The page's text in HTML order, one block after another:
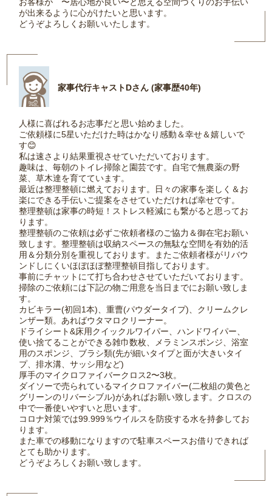
お客様が 〜居心地が良い〜と思える空間づくりのお手伝い
が出来るように心がけたいと思います。
どうぞよろしくお願いいたします。
家事代行キャストDさん (家事歴40年)
人様に喜ばれるお志事だと思い始めました。
ご依頼様に5星いただけた時はかなり感動＆幸せ＆嬉しいで
す😊
私は速さより結果重視させていただいております。
趣味は、毎朝のトイレ掃除と園芸です。自宅で無農薬の野
菜、草木達を育てています。
最近は整理整頓に燃えております。日々の家事を楽しく＆お
楽にできる手伝いご提案をさせていただければ幸せです。
整理整頓は家事の時短！ストレス軽減にも繋がると思ってお
ります。
整理整頓のご依頼は必ずご依頼者様のご協力＆御在宅お願い
致します。整理整頓は収納スペースの無駄な空間を有効的活
用＆分類分別を重視しております。またご依頼者様がリバウ
ンドしにくいほぼほぼ整理整頓目指しております。
事前にチャットにて打ち合わせさせていただいております。
掃除のご依頼には下記の物ご用意を当日までにお願い致しま
す。
カビキラー(初回1本)、重曹(パウダータイプ)、クリームクレ
ンザー類。あればウタマロクリーナー。
ドライシート&床用クイックルワイパー、ハンドワイパー、
使い捨てることができる雑巾数枚、メラミンスポンジ、浴室
用のスポンジ、ブラシ類(先が細いタイプと面が大きいタイ
プ、排水溝、サッシ用など)
厚手のマイクロファイバークロス2〜3枚。
ダイソーで売られているマイクロファイバー(二枚組の黄色と
グリーンのリバーシブル)があればお願い致します。クロスの
中で一番使いやすいと思います。
コロナ対策では99.999％ウイルスを防疫する水を持参してお
ります。
また車での移動になりますので駐車スペースお借りできれば
とても助かります。
どうぞよろしくお願い致します。